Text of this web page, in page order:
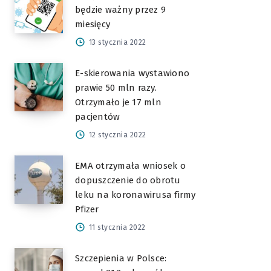
będzie ważny przez 9
miesięcy
13 stycznia 2022
E-skierowania wystawiono
prawie 50 mln razy.
Otrzymało je 17 mln
pacjentów
12 stycznia 2022
EMA otrzymała wniosek o
dopuszczenie do obrotu
leku na koronawirusa firmy
Pfizer
11 stycznia 2022
Szczepienia w Polsce: